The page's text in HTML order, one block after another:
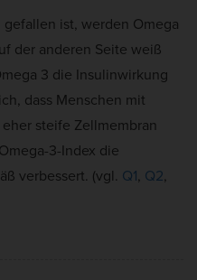
ist, werden Omega
der anderen Seite weiß
3 die Insulinwirkung
dass Menschen mit
steife Zellmembran
3-Index die
verbessert. (vgl. Q1, Q2,